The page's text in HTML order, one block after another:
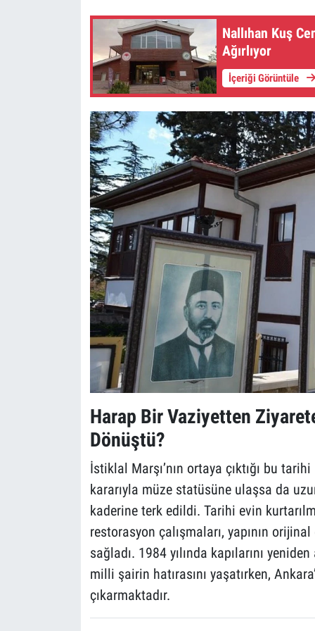
Nallıhan Kuş
Ağırlıyor
İçeriği Görüntüle
Harap Bir Vaziyetten
Dönüştü?
İstiklal Marşı’nın ortaya çıktığı bu
kararıyla müze statüsüne ulaşsa da
kaderine terk edildi. Tarihi evin
restorasyon çalışmaları, yapının
sağladı. 1984 yılında kapılarını
milli şairin hatırasını yaşatırken,
çıkarmaktadır.